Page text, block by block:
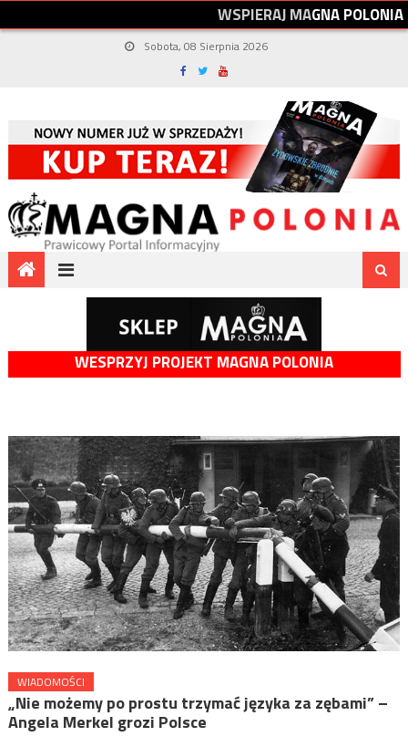
WSPIERAJMAGNAPOLONIA
Sobota, 08 Sierpnia 2026
WESPRZYJ PROJEKT MAGNA POLONIA
WIADOMOŚCI
„Nie możemy po prostu trzymać języka za zębami” –
Angela Merkel grozi Polsce